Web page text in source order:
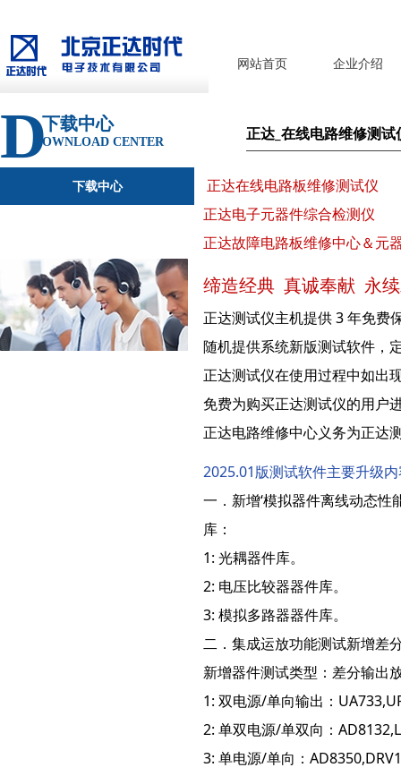
网站首页 企业介绍
D下载中心
OWNLOAD CENTER 正达_在线电路维修测
下载中心
正达在线电路板维修测试仪
正达电子元器件综合检测仪
正达故障电路板维修中心＆元
缔造经典 真诚奉献 永
正达测试仪主机提供 3 年免费
随机提供系统新版测试软件，
正达测试仪在使用过程中如出
免费为购买正达测试仪的用户
正达电路维修中心义务为正达
2025.01版测试软件主要升级
一．新增‘模拟器件离线动态
库：
1: 光耦器件库。
2: 电压比较器器件库。
3: 模拟多路器器件库。
二．集成运放功能测试新增差
新增器件测试类型：差分输出
1: 双电源/单向输出：
2: 单双电源/单双向：
3: 单电源/单向：